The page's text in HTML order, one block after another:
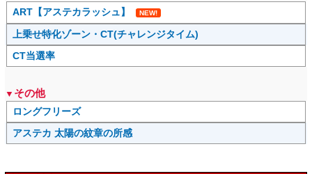
ART【アステカラッシュ】 NEW!
上乗せ特化ゾーン・CT(チャレンジタイム)
CT当選率
その他
ロングフリーズ
アステカ 太陽の紋章の所感